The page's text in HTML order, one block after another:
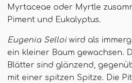
Myrtaceae oder Myrtle
Piment und Eukalyptus.
Eugenia Selloiwird als
ein kleiner Baum gewachsen.
Blätter sind glänzend,
mit einer spitzen Spitze. Die